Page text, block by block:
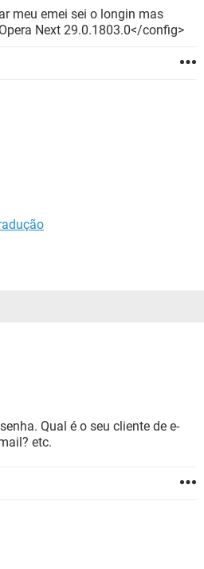
GMAIL
EXCEL
WHATSAPP
FACEBOOK
meu emei sei o longin mas
Next 29.0.1803.0</config>
Qual é o seu cliente de e-
etc.